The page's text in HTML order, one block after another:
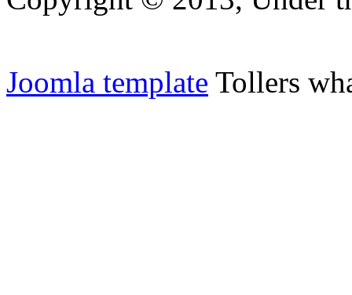
Joomla template Tollers